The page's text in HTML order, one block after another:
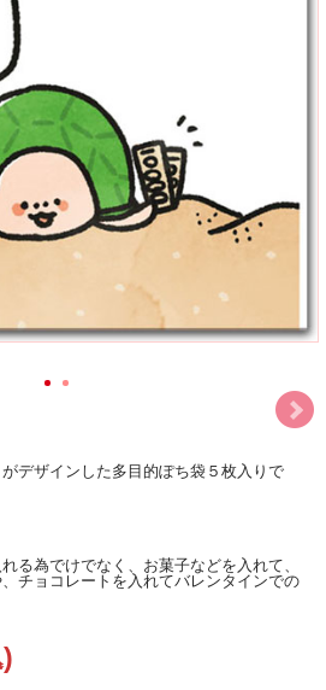
デザインした多目的ぽち袋５枚入りで
る為でけでなく、お菓子などを入れて、
チョコレートを入れてバレンタインでの